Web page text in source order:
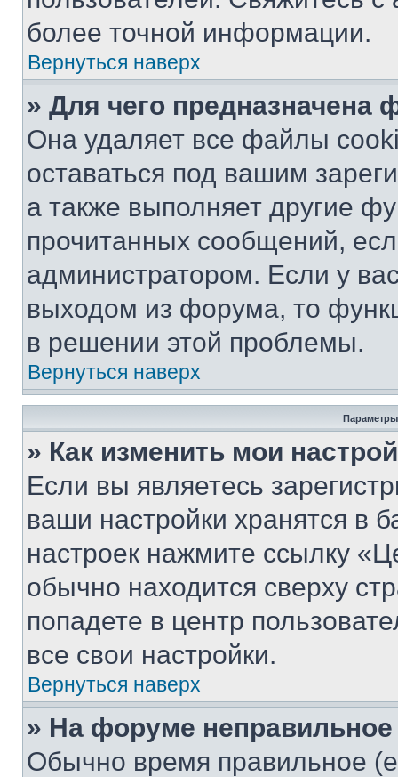
более точной информации.
Вернуться наверх
» Для чего предназначена
Она удаляет все файлы
оставаться под вашим
а также выполняет другие
прочитанных сообщений,
администратором. Если у
выходом из форума, то
в решении этой проблемы.
Вернуться наверх
Параметры
» Как изменить мои
Если вы являетесь
ваши настройки хранятся в
настроек нажмите ссылку
обычно находится сверху
попадете в центр
все свои настройки.
Вернуться наверх
» На форуме
Обычно время правильное